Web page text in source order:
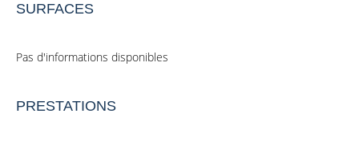
SURFACES
Pas d'informations disponibles
PRESTATIONS